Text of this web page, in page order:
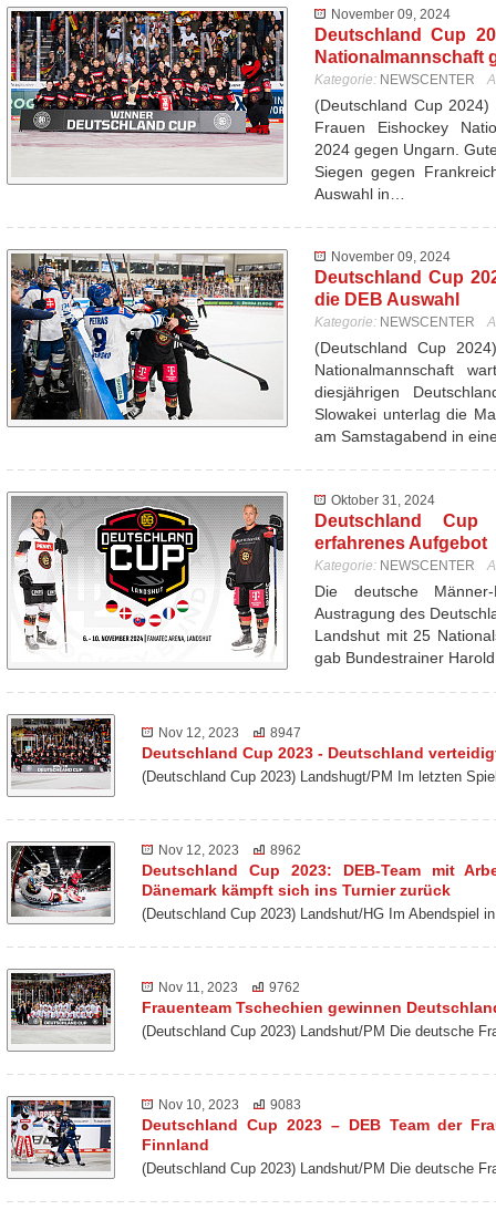
November 09, 2024
Deutschland Cup
Nationalmannschaft
Kategorie: NEWSCENTER
(Deutschland Cup
Frauen Eishockey
2024 gegen Ungarn.
Siegen gegen
Auswahl in…
November 09, 2024
Deutschland Cup
die DEB Auswahl
Kategorie: NEWSCENTER
(Deutschland Cup
Nationalmannschaft
diesjährigen
Slowakei unterlag die
am Samstagabend in
Oktober 31, 2024
Deutschland
erfahrenes Aufgebot
Kategorie: NEWSCENTER
Die deutsche
Austragung des
Landshut mit 25
gab Bundestrainer
Nov 12, 2023 8947
Deutschland Cup 2023 - Deutschland
(Deutschland Cup 2023) Landshugt/PM Im letzten
Nov 12, 2023 8962
Deutschland Cup 2023: DEB-Team mit
Dänemark kämpft sich ins Turnier zurück
(Deutschland Cup 2023) Landshut/HG Im Abendspiel
Nov 11, 2023 9762
Frauenteam Tschechien gewinnen
(Deutschland Cup 2023) Landshut/PM Die deutsche
Nov 10, 2023 9083
Deutschland Cup 2023 – DEB Team der
Finnland
(Deutschland Cup 2023) Landshut/PM Die deutsche